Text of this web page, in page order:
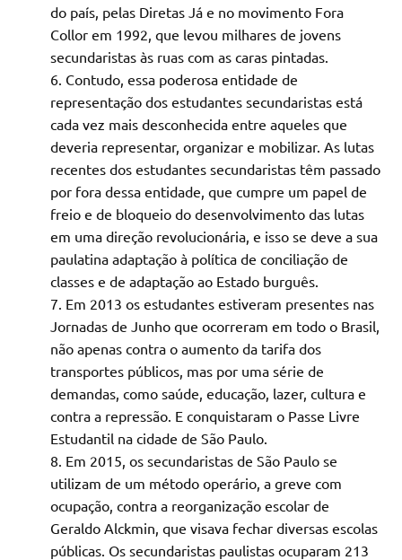
do país, pelas Diretas Já e no movimento Fora
Collor em 1992, que levou milhares de jovens
secundaristas às ruas com as caras pintadas.
Contudo, essa poderosa entidade de
representação dos estudantes secundaristas está
cada vez mais desconhecida entre aqueles que
deveria representar, organizar e mobilizar. As lutas
recentes dos estudantes secundaristas têm passado
por fora dessa entidade, que cumpre um papel de
freio e de bloqueio do desenvolvimento das lutas
em uma direção revolucionária, e isso se deve a sua
paulatina adaptação à política de conciliação de
classes e de adaptação ao Estado burguês.
Em 2013 os estudantes estiveram presentes nas
Jornadas de Junho que ocorreram em todo o Brasil,
não apenas contra o aumento da tarifa dos
transportes públicos, mas por uma série de
demandas, como saúde, educação, lazer, cultura e
contra a repressão. E conquistaram o Passe Livre
Estudantil na cidade de São Paulo.
Em 2015, os secundaristas de São Paulo se
utilizam de um método operário, a greve com
ocupação, contra a reorganização escolar de
Geraldo Alckmin, que visava fechar diversas escolas
públicas. Os secundaristas paulistas ocuparam 213